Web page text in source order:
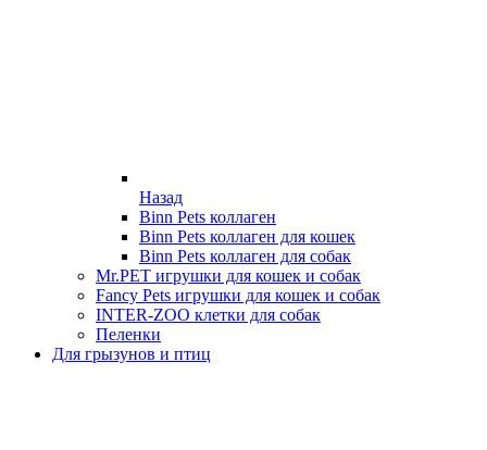
Назад
Binn Pets коллаген
Binn Pets коллаген для кошек
Binn Pets коллаген для собак
Mr.PET игрушки для кошек и собак
Fancy Pets игрушки для кошек и собак
INTER-ZOO клетки для собак
Пеленки
Для грызунов и птиц